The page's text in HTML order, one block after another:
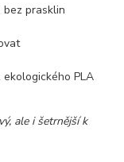
bez prasklin
PLA
ale i šetrnější k